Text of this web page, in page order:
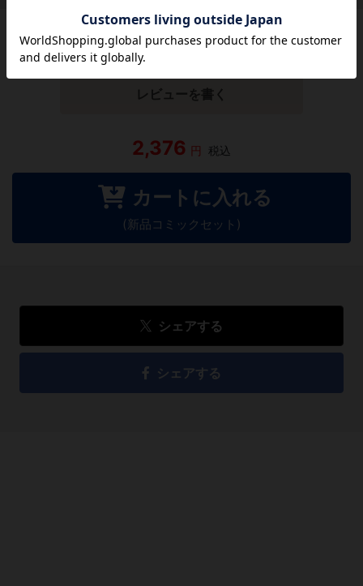
この作品にはまだレビューがありません。 今後読まれる
方のために感想を共有してもらえませんか？
レビューを書く
2,376 円 税込
カートに入れる
(新品コミックセット)
シェアする
シェアする